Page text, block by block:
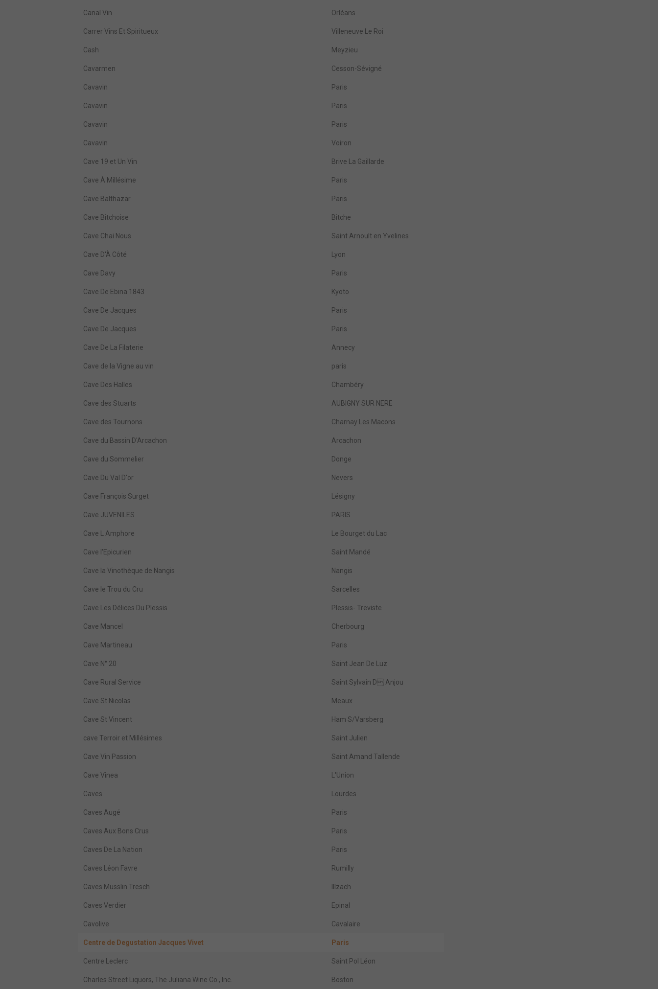
Canal Vin Orléans
Carrer Vins Et Spiritueux Villeneuve Le Roi
Cash Meyzieu
Cavarmen Cesson-Sévigné
Cavavin Paris
Cavavin Paris
Cavavin Paris
Cavavin Voiron
Cave 19 et Un Vin Brive La Gaillarde
Cave À Millésime Paris
Cave Balthazar Paris
Cave Bitchoise Bitche
Cave Chai Nous Saint Arnoult en Yvelines
Cave D'À Côté Lyon
Cave Davy Paris
Cave De Ebina 1843 Kyoto
Cave De Jacques Paris
Cave De Jacques Paris
Cave De La Filaterie Annecy
Cave de la Vigne au vin paris
Cave Des Halles Chambéry
Cave des Stuarts AUBIGNY SUR NERE
Cave des Tournons Charnay Les Macons
Cave du Bassin D'Arcachon Arcachon
Cave du Sommelier Donge
Cave Du Val D'or Nevers
Cave François Surget Lésigny
Cave JUVENILES PARIS
Cave L Amphore Le Bourget du Lac
Cave l'Epicurien Saint Mandé
Cave la Vinothèque de Nangis Nangis
Cave le Trou du Cru Sarcelles
Cave Les Délices Du Plessis Plessis- Treviste
Cave Mancel Cherbourg
Cave Martineau Paris
Cave N° 20 Saint Jean De Luz
Cave Rural Service Saint Sylvain D Anjou
Cave St Nicolas Meaux
Cave St Vincent Ham S/Varsberg
cave Terroir et Millésimes Saint Julien
Cave Vin Passion Saint Amand Tallende
Cave Vinea L'Union
Caves Lourdes
Caves Augé Paris
Caves Aux Bons Crus Paris
Caves De La Nation Paris
Caves Léon Favre Rumilly
Caves Musslin Tresch Illzach
Caves Verdier Epinal
Cavolive Cavalaire
Centre de Degustation Jacques Vivet Paris
Centre Leclerc Saint Pol Léon
Charles Street Liquors, The Juliana Wine Co., Inc. Boston